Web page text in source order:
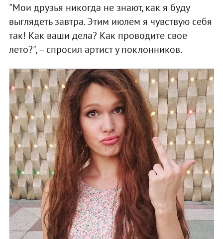
"Мои друзья никогда не знают, как я буду
выглядеть завтра. Этим июлем я чувствую себя
так! Как ваши дела? Как проводите свое
лето?", – спросил артист у поклонников.